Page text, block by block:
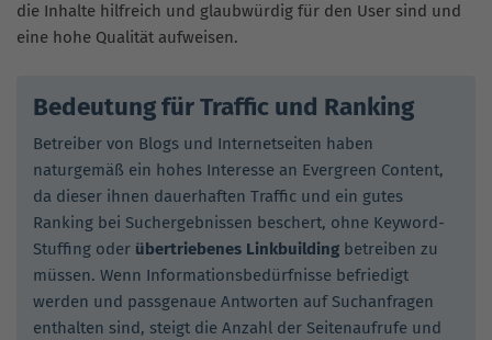
die Inhalte hilfreich und glaubwürdig für den User sind und
eine hohe Qualität aufweisen.
Bedeutung für Traffic und Ranking
Betreiber von Blogs und Internetseiten haben
naturgemäß ein hohes Interesse an Evergreen Content,
da dieser ihnen dauerhaften Traffic und ein gutes
Ranking bei Suchergebnissen beschert, ohne Keyword-
Stuffing oder übertriebenes Linkbuilding betreiben zu
müssen. Wenn Informationsbedürfnisse befriedigt
werden und passgenaue Antworten auf Suchanfragen
enthalten sind, steigt die Anzahl der Seitenaufrufe und